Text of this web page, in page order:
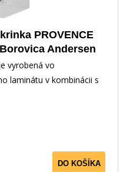
PROVENCE
Andersen
vyrobená vo
laminátu v kombinácii s
DO KOŠÍKA